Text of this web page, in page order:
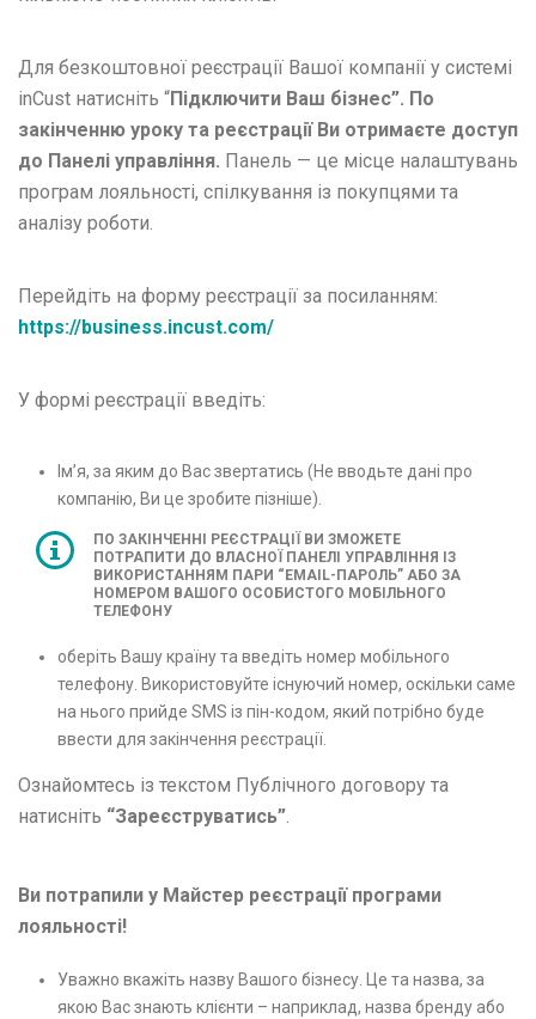
Для безкоштовної реєстрації Вашої компанії у системі
inCust натисніть “Підключити Ваш бізнес”. По
закінченню уроку та реєстрації Ви отримаєте доступ
до Панелі управління. Панель — це місце налаштувань
програм лояльності, спілкування із покупцями та
аналізу роботи.
Перейдіть на форму реєстрації за посиланням:
https://business.incust.com/
У формі реєстрації введіть:
Ім’я, за яким до Вас звертатись (Не вводьте дані про
компанію, Ви це зробите пізніше).
ПО ЗАКІНЧЕННІ РЕЄСТРАЦІЇ ВИ ЗМОЖЕТЕ
ПОТРАПИТИ ДО ВЛАСНОЇ ПАНЕЛІ УПРАВЛІННЯ ІЗ
ВИКОРИСТАННЯМ ПАРИ “EMAIL-ПАРОЛЬ” АБО ЗА
НОМЕРОМ ВАШОГО ОСОБИСТОГО МОБІЛЬНОГО
ТЕЛЕФОНУ
оберіть Вашу країну та введіть номер мобільного
телефону. Використовуйте існуючий номер, оскільки саме
на нього прийде SMS із пін-кодом, який потрібно буде
ввести для закінчення реєстрації.
Ознайомтесь із текстом Публічного договору та
натисніть “Зареєструватись”.
Ви потрапили у Майстер реєстрації програми
лояльності!
Уважно вкажіть назву Вашого бізнесу. Це та назва, за
якою Вас знають клієнти – наприклад, назва бренду або